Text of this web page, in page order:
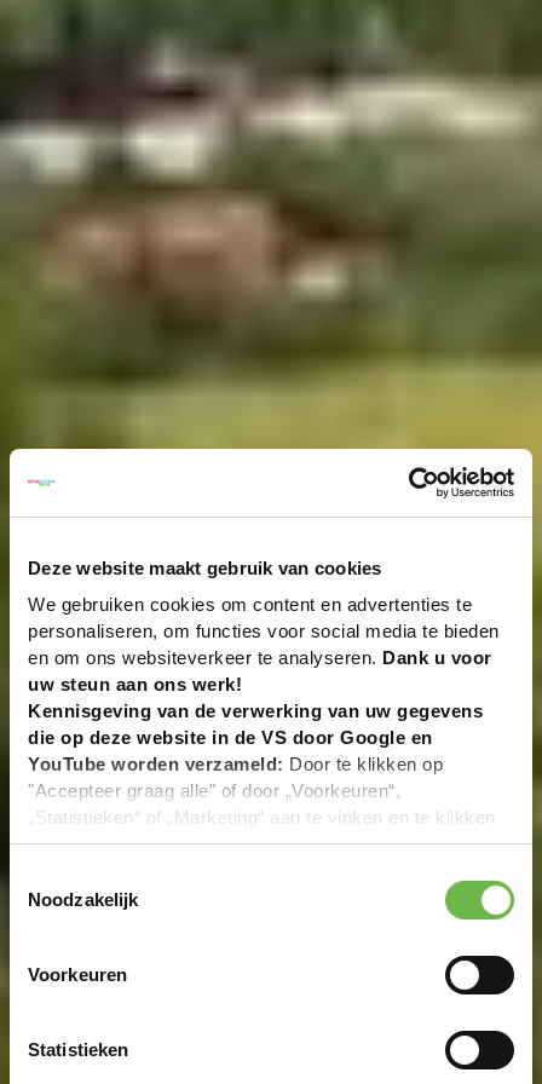
Deze website maakt gebruik van cookies
We gebruiken cookies om content en advertenties te
personaliseren, om functies voor social media te bieden
en om ons websiteverkeer te analyseren. Dank u voor
uw steun aan ons werk!
Kennisgeving van de verwerking van uw gegevens
die op deze website in de VS door Google en
YouTube worden verzameld: Door te klikken op
"Accepteer graag alle" of door „Voorkeuren“,
„Statistieken“ of „Marketing“ aan te vinken en te klikken
op "Selectie handmatig instellen", stemt u er ook mee in
overeenstemming met Art. 49 (1) zin 1 lit. a DSGVO. De
VS zijn door het Europees Hof van Justitie beoordeeld
gegevensbescherming volgens EU-normen. In het
Amerikaanse autoriteiten worden verwerkt voor controle-
en toezichtdoeleinden, mogelijk ook zonder enig
Noodzakelijk
Voorkeuren
Statistieken